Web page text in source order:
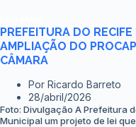
PREFEITURA DO
AMPLIAÇÃO DO
CÂMARA
Por Ricardo Barreto
28/abril/2026
Foto: Divulgação A Prefeitura
Municipal um projeto de lei